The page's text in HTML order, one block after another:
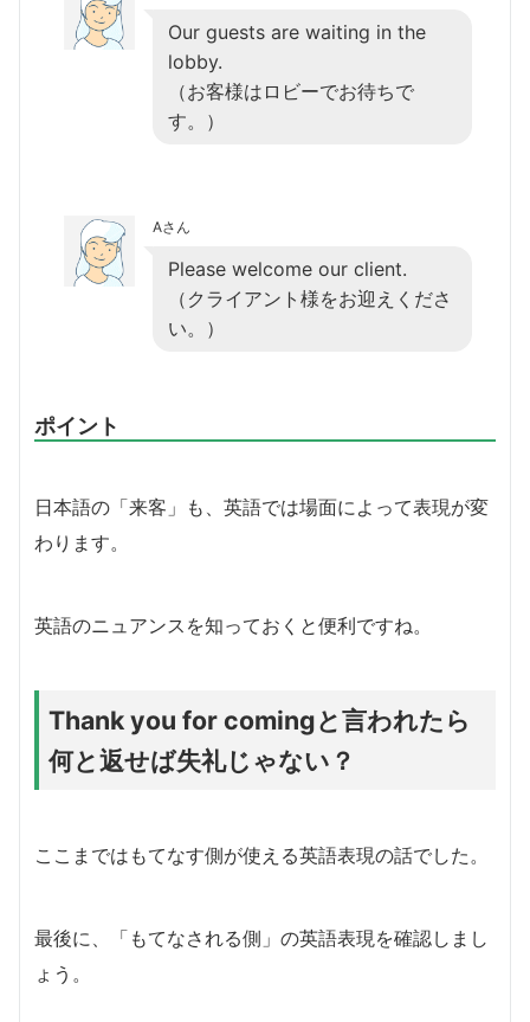
Our guests are waiting in the
lobby.
（お客様はロビーでお待ちで
す。）
Aさん
Please welcome our client.
（クライアント様をお迎えくださ
い。）
ポイント
日本語の「来客」も、英語では場面によって表現が変
わります。
英語のニュアンスを知っておくと便利ですね。
Thank you for comingと言われたら
何と返せば失礼じゃない？
ここまではもてなす側が使える英語表現の話でした。
最後に、「もてなされる側」の英語表現を確認しまし
ょう。